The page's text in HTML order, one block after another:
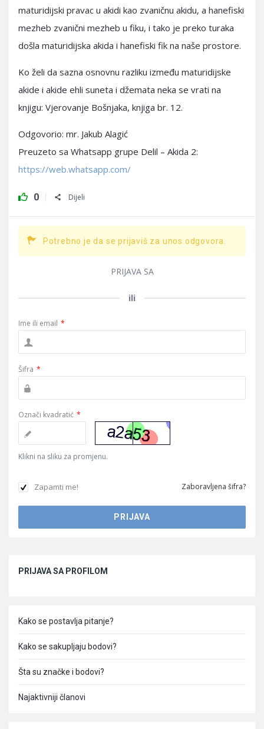
maturidijski pravac u akidi kao zvaničnu akidu, a hanefiski
mezheb zvanični mezheb u fiku, i tako je preko turaka
došla maturidijska akida i hanefiski fik na naše prostore.
Ko želi da sazna osnovnu razliku između maturidijske
akide i akide ehli suneta i džemata neka se vrati na
knjigu: Vjerovanje Bošnjaka, knjiga br. 12.
Odgovorio: mr. Jakub Alagić
Preuzeto sa Whatsapp grupe Delil – Akida 2:
https://web.whatsapp.com/
0 Dijeli
Potrebno je da se prijaviš za unos odgovora.
PRIJAVA SA
ili
Ime ili email *
Šifra *
Označi kvadratić *
Klikni na sliku za promjenu.
Zapamti me! Zaboravljena šifra?
PRIJAVA SA PROFILOM
Kako se postavlja pitanje?
Kako se sakupljaju bodovi?
Šta su značke i bodovi?
Najaktivniji članovi